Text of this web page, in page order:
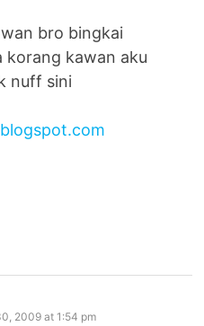
bro bingkai
korang kawan aku
nuff sini
2009 at 1:54 pm